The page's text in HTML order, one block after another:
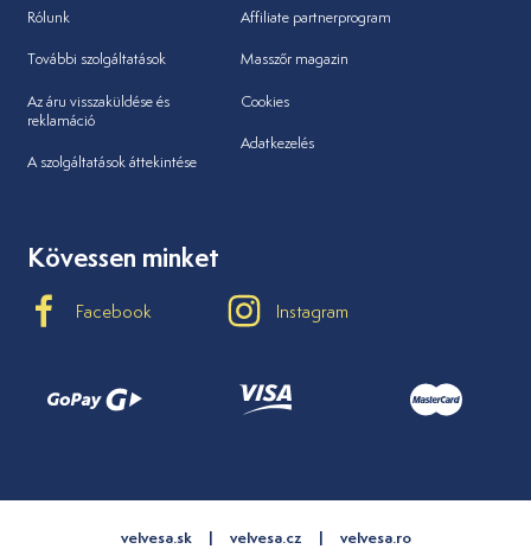
Rólunk
További szolgáltatások
Az áru visszaküldése és
reklamáció
A szolgáltatások áttekintése
Affiliate partnerprogram
Masszőr magazin
Cookies
Adatkezelés
Kövessen minket
Facebook Instagram
velvesa.sk velvesa.cz velvesa.ro